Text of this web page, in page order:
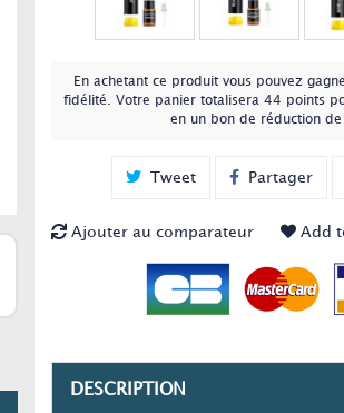
En achetant ce produit vous pouvez
fidélité . Votre panier totalisera 44 points
en un bon de réduction
Tweet Partager
Ajouter au comparateur Add
DESCRIPTION